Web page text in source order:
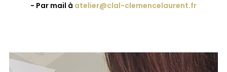
- Par mail à atelier@clal-clemencelaurent.fr